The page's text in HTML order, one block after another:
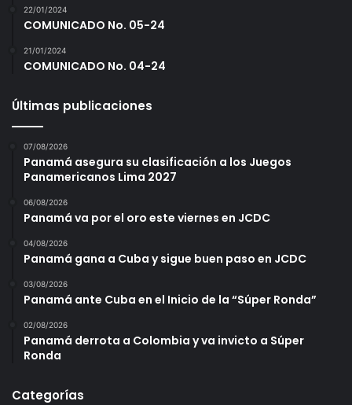
22/01/2024
COMUNICADO No. 05-24
21/01/2024
COMUNICADO No. 04-24
Últimas publicaciones
07/08/2026
Panamá asegura su clasificación a los Juegos
Panamericanos Lima 2027
06/08/2026
Panamá va por el oro este viernes en JCDC
04/08/2026
Panamá gana a Cuba y sigue buen paso en JCDC
03/08/2026
Panamá ante Cuba en el Inicio de la “Súper Ronda”
02/08/2026
Panamá derrota a Colombia y va invicto a Súper
Ronda
Categorías